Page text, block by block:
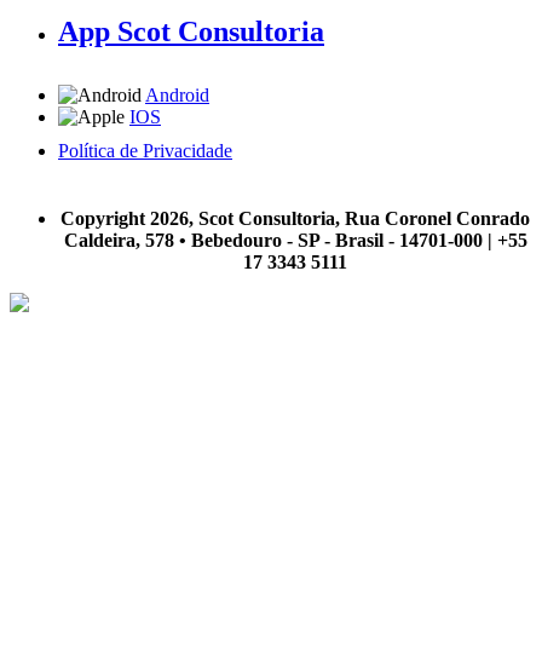
App Scot Consultoria
Android
IOS
Política de Privacidade
Copyright 2026, Scot Consultoria, Rua Coronel Conrado
Caldeira, 578 • Bebedouro - SP - Brasil - 14701-000 | +55
17 3343 5111